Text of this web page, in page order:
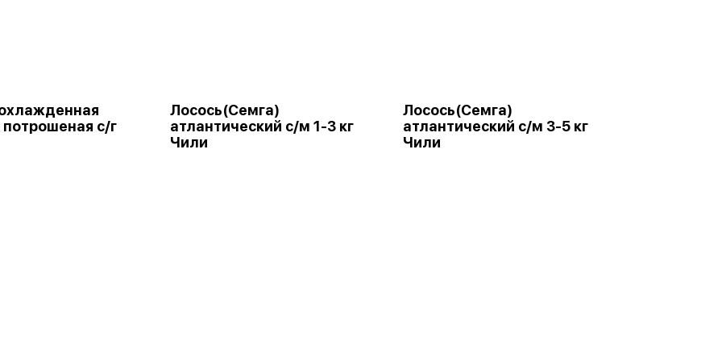
с/г
Лосось(Семга)
атлантический с/м 1-3 кг
Чили
Лосось(Семга)
атлантический с/м 3-5 кг
Чили